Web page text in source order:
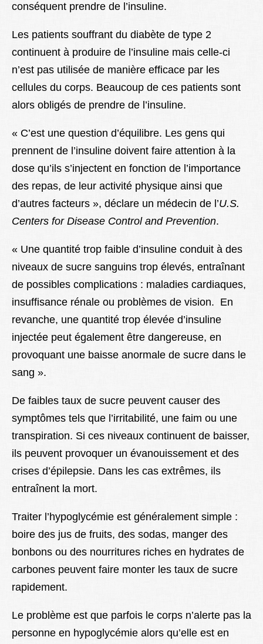
conséquent prendre de l’insuline.
Les patients souffrant du diabète de type 2
continuent à produire de l’insuline mais celle-ci
n’est pas utilisée de manière efficace par les
cellules du corps. Beaucoup de ces patients sont
alors obligés de prendre de l’insuline.
« C’est une question d’équilibre. Les gens qui
prennent de l’insuline doivent faire attention à la
dose qu’ils s’injectent en fonction de l’importance
des repas, de leur activité physique ainsi que
d’autres facteurs », déclare un médecin de l’U.S.
Centers for Disease Control and Prevention.
« Une quantité trop faible d’insuline conduit à des
niveaux de sucre sanguins trop élevés, entraînant
de possibles complications : maladies cardiaques,
insuffisance rénale ou problèmes de vision. En
revanche, une quantité trop élevée d’insuline
injectée peut également être dangereuse, en
provoquant une baisse anormale de sucre dans le
sang ».
De faibles taux de sucre peuvent causer des
symptômes tels que l’irritabilité, une faim ou une
transpiration. Si ces niveaux continuent de baisser,
ils peuvent provoquer un évanouissement et des
crises d’épilepsie. Dans les cas extrêmes, ils
entraînent la mort.
Traiter l’hypoglycémie est généralement simple :
boire des jus de fruits, des sodas, manger des
bonbons ou des nourritures riches en hydrates de
carbones peuvent faire monter les taux de sucre
rapidement.
Le problème est que parfois le corps n’alerte pas la
personne en hypoglycémie alors qu’elle est en